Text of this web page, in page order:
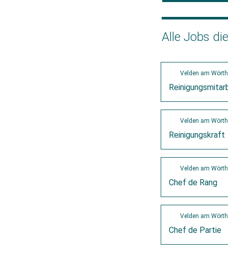
Alle Jobs
Velden am
Velden am
Reinigungskraft
Velden am
Chef de Rang
Velden am
Chef de Partie